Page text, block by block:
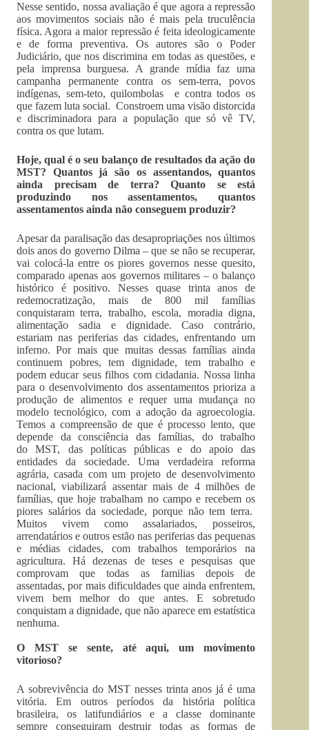
Nesse sentido, nossa avaliação é que agora a repressão
aos movimentos sociais não é mais pela truculência
física. Agora a maior repressão é feita ideologicamente
e de forma preventiva. Os autores são o Poder
Judiciário, que nos discrimina em todas as questões, e
pela imprensa burguesa. A grande mídia faz uma
campanha permanente contra os sem-terra, povos
indígenas, sem-teto, quilombolas e contra todos os
que fazem luta social. Constroem uma visão distorcida
e discriminadora para a população que só vê TV,
contra os que lutam.
Hoje, qual é o seu balanço de resultados da ação do
MST? Quantos já são os assentandos, quantos
ainda precisam de terra? Quanto se está
produzindo nos assentamentos, quantos
assentamentos ainda não conseguem produzir?
Apesar da paralisação das desapropriações nos últimos
dois anos do governo Dilma – que se não se recuperar,
vai colocá-la entre os piores governos nesse quesito,
comparado apenas aos governos militares – o balanço
histórico é positivo. Nesses quase trinta anos de
redemocratização, mais de 800 mil famílias
conquistaram terra, trabalho, escola, moradia digna,
alimentação sadia e dignidade. Caso contrário,
estariam nas periferias das cidades, enfrentando um
inferno. Por mais que muitas dessas famílias ainda
continuem pobres, tem dignidade, tem trabalho e
podem educar seus filhos com cidadania. Nossa linha
para o desenvolvimento dos assentamentos prioriza a
produção de alimentos e requer uma mudança no
modelo tecnológico, com a adoção da agroecologia.
Temos a compreensão de que é processo lento, que
depende da consciência das famílias, do trabalho
do MST, das políticas públicas e do apoio das
entidades da sociedade. Uma verdadeira reforma
agrária, casada com um projeto de desenvolvimento
nacional, viabilizará assentar mais de 4 milhões de
famílias, que hoje trabalham no campo e recebem os
piores salários da sociedade, porque não tem terra.
Muitos vivem como assalariados, posseiros,
arrendatários e outros estão nas periferias das pequenas
e médias cidades, com trabalhos temporários na
agricultura. Há dezenas de teses e pesquisas que
comprovam que todas as familias depois de
assentadas, por mais dificuldades que ainda enfrentem,
vivem bem melhor do que antes. E sobretudo
conquistam a dignidade, que não aparece em estatística
nenhuma.
O MST se sente, até aqui, um movimento
vitorioso?
A sobrevivência do MST nesses trinta anos já é uma
vitória. Em outros períodos da história política
brasileira, os latifundiários e a classe dominante
sempre conseguiram destruir todas as formas de